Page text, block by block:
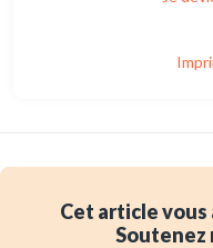
Cet article vous
Soutenez